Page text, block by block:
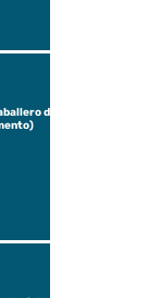
de